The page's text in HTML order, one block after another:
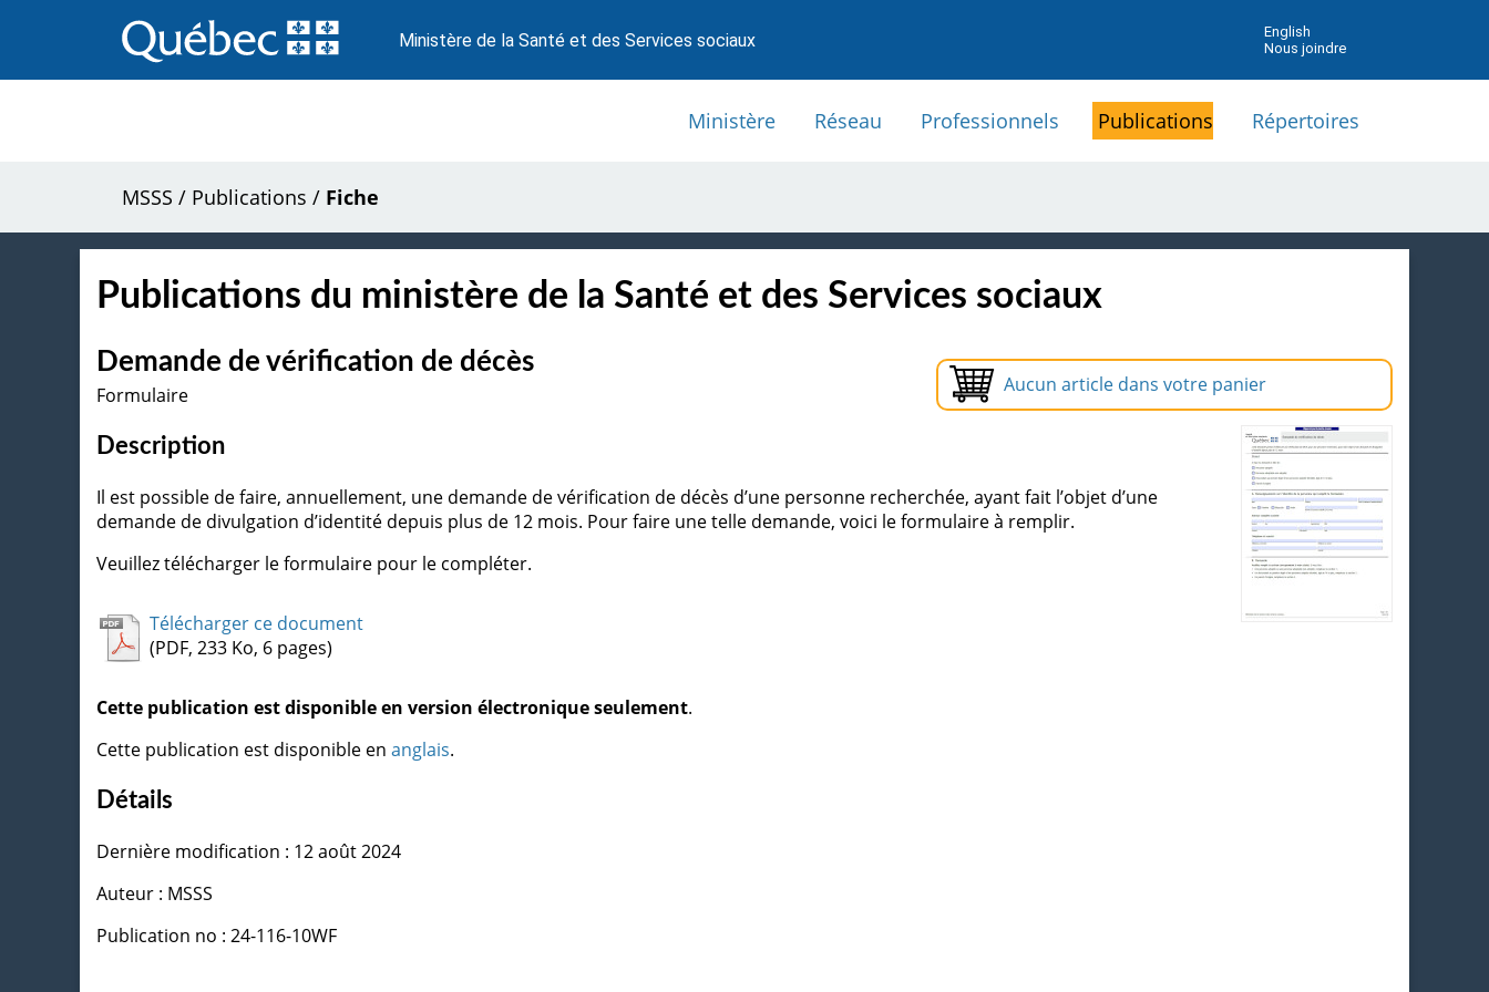
au
contenu
Ministère de la Santé et des Services sociaux
English
Nous joindre
Ministère Réseau Professionnels Publications Répertoires
MSSS / Publications / Fiche
Publications du ministère de la Santé et des Services sociaux
Aucun article dans votre panier
Demande de vérification de décès
Formulaire
Description
Il est possible de faire, annuellement, une demande de vérification de décès d’une personne recherchée, ayant fait l’objet d’une
demande de divulgation d’identité depuis plus de 12 mois. Pour faire une telle demande, voici le formulaire à remplir.
Veuillez télécharger le formulaire pour le compléter.
Télécharger ce document
(PDF, 233 Ko, 6 pages)
Cette publication est disponible en version électronique seulement.
Cette publication est disponible en anglais.
Détails
Dernière modification : 12 août 2024
Auteur : MSSS
Publication no : 24-116-10WF